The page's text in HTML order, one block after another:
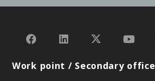
Work point / Secondary office